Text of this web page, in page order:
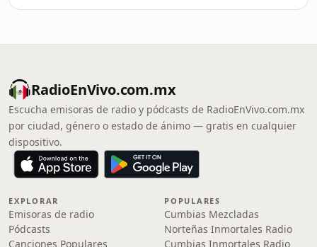
RadioEnVivo.com.mx
Escucha emisoras de radio y pódcasts de RadioEnVivo.com.mx
por ciudad, género o estado de ánimo — gratis en cualquier
dispositivo.
EXPLORAR
Emisoras de radio
Pódcasts
Canciones Populares
POPULARES
Cumbias Mezcladas
Norteñas Inmortales Radio
Cumbias Inmortales Radio